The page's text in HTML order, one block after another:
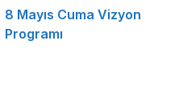
8 Mayıs Cuma Vizyon
Programı